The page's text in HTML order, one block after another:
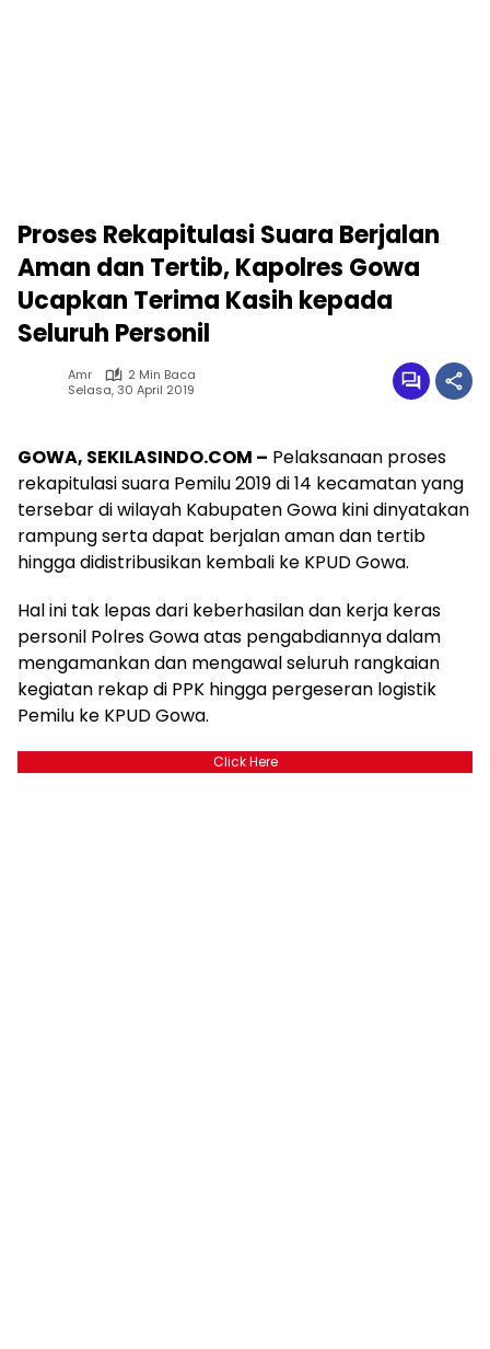
Proses Rekapitulasi Suara Berjalan
Aman dan Tertib, Kapolres Gowa
Ucapkan Terima Kasih kepada
Seluruh Personil
Amr
2 Min Baca
Selasa, 30 April 2019
GOWA, SEKILASINDO.COM – Pelaksanaan proses
rekapitulasi suara Pemilu 2019 di 14 kecamatan yang
tersebar di wilayah Kabupaten Gowa kini dinyatakan
rampung serta dapat berjalan aman dan tertib
hingga didistribusikan kembali ke KPUD Gowa.
Hal ini tak lepas dari keberhasilan dan kerja keras
personil Polres Gowa atas pengabdiannya dalam
mengamankan dan mengawal seluruh rangkaian
kegiatan rekap di PPK hingga pergeseran logistik
Pemilu ke KPUD Gowa.
Click Here